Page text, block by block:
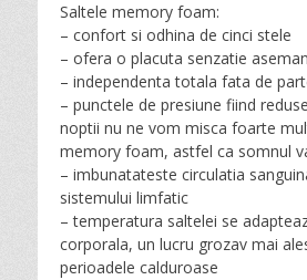
Saltele memory foam:
– confort si odhina de cinci stele
– ofera o placuta senzatie
– independenta totala fata de
– punctele de presiune fiind
noptii nu ne vom misca foarte
memory foam, astfel ca somnul
– imbunatateste circulatia
sistemului limfatic
– temperatura saltelei se
corporala, un lucru grozav mai
perioadele calduroase